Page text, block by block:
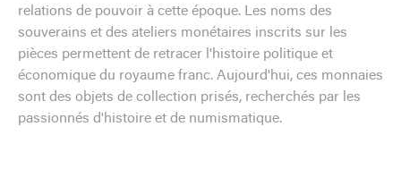
relations de pouvoir à cette époque. Les noms des
souverains et des ateliers monétaires inscrits sur les
pièces permettent de retracer l'histoire politique et
économique du royaume franc. Aujourd'hui, ces monnaies
sont des objets de collection prisés, recherchés par les
passionnés d'histoire et de numismatique.